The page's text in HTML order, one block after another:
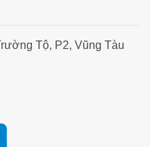
Tộ, P2, Vũng Tàu